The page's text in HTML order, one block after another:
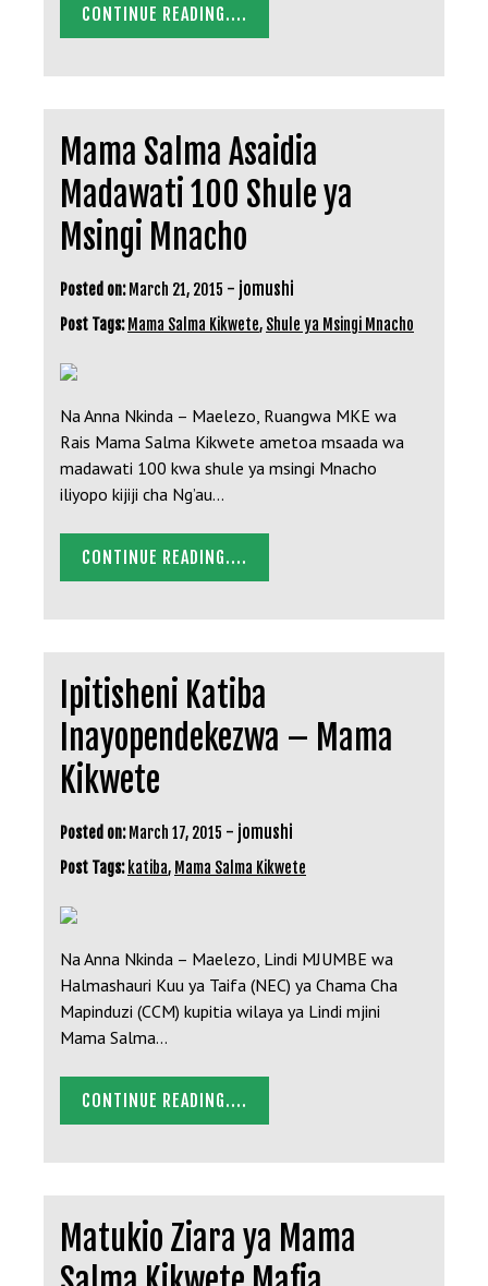
CONTINUE READING....
Mama Salma Asaidia
Madawati 100 Shule ya
Msingi Mnacho
Posted on: March 21, 2015 - jomushi
Post Tags: Mama Salma Kikwete, Shule ya Msingi Mnacho
Na Anna Nkinda – Maelezo, Ruangwa MKE wa
Rais Mama Salma Kikwete ametoa msaada wa
madawati 100 kwa shule ya msingi Mnacho
iliyopo kijiji cha Ng’au…
CONTINUE READING....
Ipitisheni Katiba
Inayopendekezwa – Mama
Kikwete
Posted on: March 17, 2015 - jomushi
Post Tags: katiba, Mama Salma Kikwete
Na Anna Nkinda – Maelezo, Lindi MJUMBE wa
Halmashauri Kuu ya Taifa (NEC) ya Chama Cha
Mapinduzi (CCM) kupitia wilaya ya Lindi mjini
Mama Salma…
CONTINUE READING....
Matukio Ziara ya Mama